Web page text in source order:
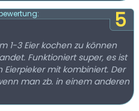
5
1-3 Eier kochen zu können
Funktioniert super, es ist
mit kombiniert. Der
man zb. in einem anderen